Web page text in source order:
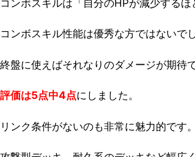
コンボスキルは「自分のHPが減少する
コンボスキル性能は優秀な方ではないで
終盤に使えばそれなりのダメージが期待
評価は5点中4点にしました。
リンク条件がないのも非常に魅力的です。